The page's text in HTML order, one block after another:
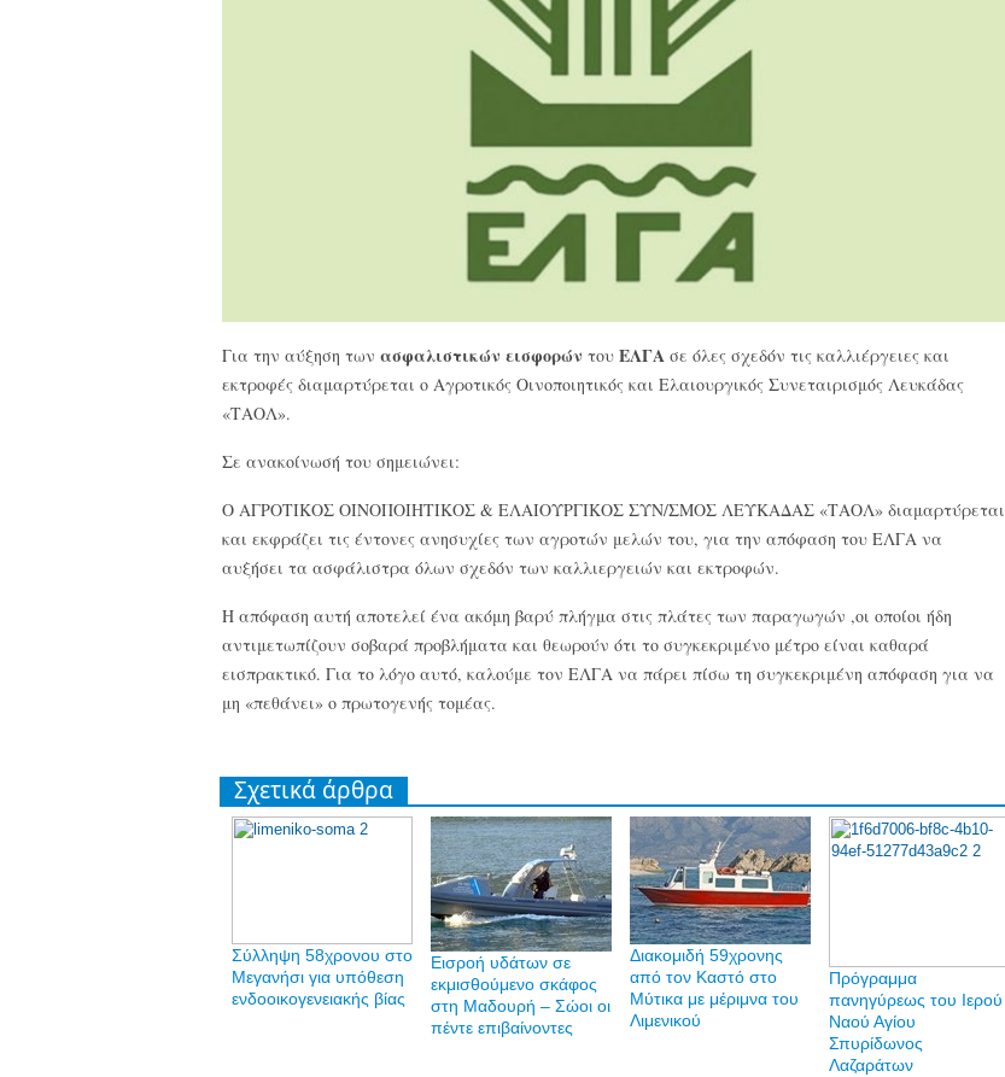
Για την αύξηση των ασφαλιστικών εισφορών του ΕΛΓΑ σε όλες σχεδόν τις καλλιέργειες και
εκτροφές διαμαρτύρεται ο Αγροτικός Οινοποιητικός και Ελαιουργικός Συνεταιρισμός Λευκάδας
«ΤΑΟΛ».
Σε ανακοίνωσή του σημειώνει:
Ο ΑΓΡΟΤΙΚΟΣ ΟΙΝΟΠΟΙΗΤΙΚΟΣ & ΕΛΑΙΟΥΡΓΙΚΟΣ ΣΥΝ/ΣΜΟΣ ΛΕΥΚΑΔΑΣ «ΤΑΟΛ» διαμαρτύρεται
και εκφράζει τις έντονες ανησυχίες των αγροτών μελών του, για την απόφαση του ΕΛΓΑ να
αυξήσει τα ασφάλιστρα όλων σχεδόν των καλλιεργειών και εκτροφών.
Η απόφαση αυτή αποτελεί ένα ακόμη βαρύ πλήγμα στις πλάτες των παραγωγών ,οι οποίοι ήδη
αντιμετωπίζουν σοβαρά προβλήματα και θεωρούν ότι το συγκεκριμένο μέτρο είναι καθαρά
εισπρακτικό. Για το λόγο αυτό, καλούμε τον ΕΛΓΑ να πάρει πίσω τη συγκεκριμένη απόφαση για να
μη «πεθάνει» ο πρωτογενής τομέας.
Σχετικά άρθρα
Σύλληψη 58χρονου στο
Μεγανήσι για υπόθεση
ενδοοικογενειακής βίας
Εισροή υδάτων σε
εκμισθούμενο σκάφος
στη Μαδουρή – Σώοι οι
πέντε επιβαίνοντες
Διακομιδή 59χρονης
από τον Καστό στο
Μύτικα με μέριμνα του
Λιμενικού
Πρόγραμμα
πανηγύρεως του Ιερού
Ναού Αγίου
Σπυρίδωνος
Λαζαράτων